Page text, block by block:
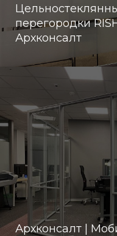
перегородки
Архконсалт
Архконсалт |